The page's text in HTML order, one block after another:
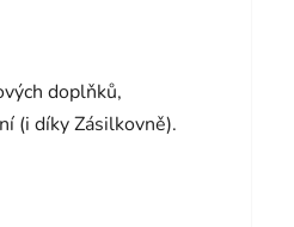
5 z 5 hvězdiček.
doplňků,
(i díky Zásilkovně).